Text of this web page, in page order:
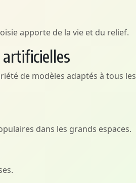
apporte de la vie et du relief.
de modèles adaptés à tous les
dans les grands espaces.